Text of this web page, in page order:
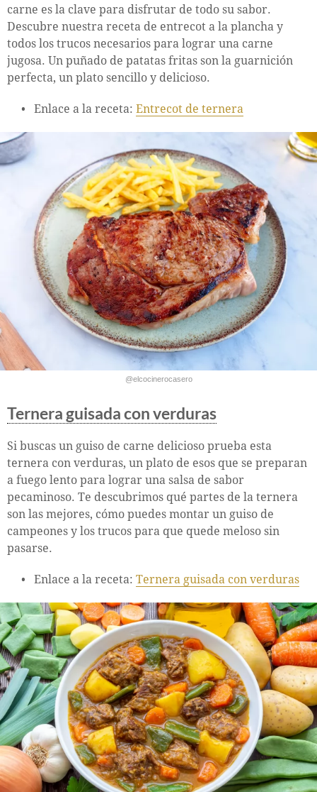
carne es la clave para disfrutar de todo su sabor.
Descubre nuestra receta de entrecot a la plancha y
todos los trucos necesarios para lograr una carne
jugosa. Un puñado de patatas fritas son la guarnición
perfecta, un plato sencillo y delicioso.
Enlace a la receta: Entrecot de ternera
@elcocinerocasero
Ternera guisada con verduras
Si buscas un guiso de carne delicioso prueba esta
ternera con verduras, un plato de esos que se preparan
a fuego lento para lograr una salsa de sabor
pecaminoso. Te descubrimos qué partes de la ternera
son las mejores, cómo puedes montar un guiso de
campeones y los trucos para que quede meloso sin
pasarse.
Enlace a la receta: Ternera guisada con verduras